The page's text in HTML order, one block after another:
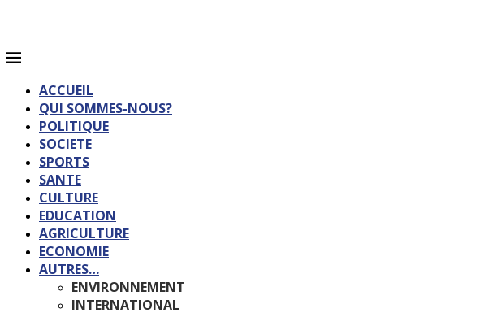
ACCUEIL
QUI SOMMES-NOUS?
POLITIQUE
SOCIETE
SPORTS
SANTE
CULTURE
EDUCATION
AGRICULTURE
ECONOMIE
AUTRES…
ENVIRONNEMENT
INTERNATIONAL